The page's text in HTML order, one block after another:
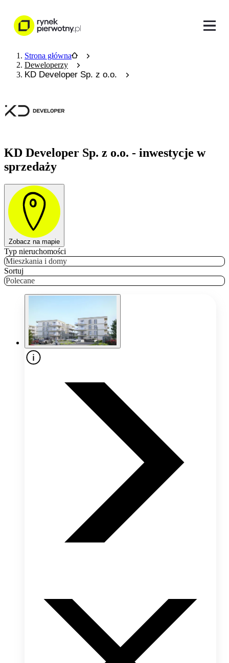
Strona główna
Deweloperzy
KD Developer Sp. z o.o.
KD Developer Sp. z o.o. - inwestycje w
sprzedaży
Zobacz na mapie
Typ nieruchomości
Mieszkania i domy
Sortuj
Polecane